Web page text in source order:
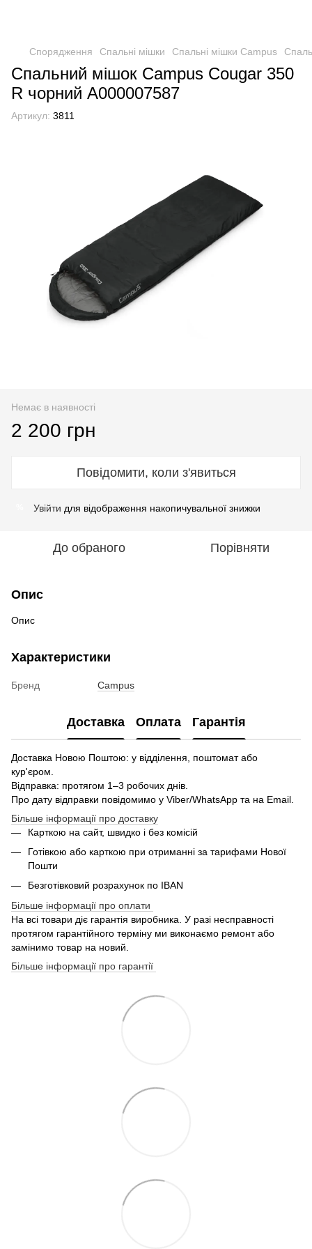
Спорядження Спальні мішки Спальні мішки Campus
Спальний мішок Campus Cougar 350
R чорний А000007587
Артикул: 3811
Немає в наявності
2 200 грн
Повідомити, коли з'явиться
Увійти для відображення накопичувальної знижки
До обраного Порівняти
Опис
Опис
Характеристики
Бренд Campus
Доставка Оплата Гарантія
Доставка Новою Поштою: у відділення, поштомат або
кур'єром.
Відправка: протягом 1–3 робочих днів.
Про дату відправки повідомимо у Viber/WhatsApp та на Email.
Більше інформації про доставку
Карткою на сайт, швидко і без комісій
Готівкою або карткою при отриманні за тарифами Нової
Пошти
Безготівковий розрахунок по IBAN
Більше інформації про оплати
На всі товари діє гарантія виробника. У разі несправності
протягом гарантійного терміну ми виконаємо ремонт або
замінимо товар на новий.
Більше інформації про гарантії